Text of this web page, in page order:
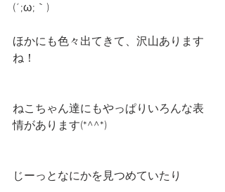
(´;ω;｀)
ほかにも色々出てきて、沢山あります
ね！
ねこちゃん達にもやっぱりいろんな表
情があります(*^^*)
じーっとなにかを見つめていたり